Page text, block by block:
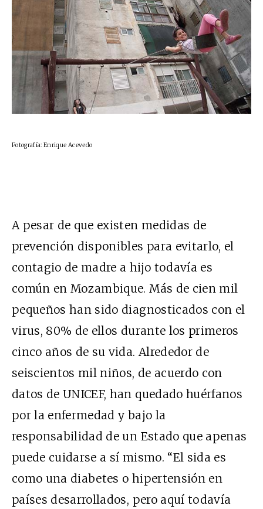
Fotografía: Enrique Acevedo
A pesar de que existen medidas de
prevención disponibles para evitarlo, el
contagio de madre a hijo todavía es
común en Mozambique. Más de cien mil
pequeños han sido diagnosticados con el
virus, 80% de ellos durante los primeros
cinco años de su vida. Alrededor de
seiscientos mil niños, de acuerdo con
datos de UNICEF, han quedado huérfanos
por la enfermedad y bajo la
responsabilidad de un Estado que apenas
puede cuidarse a sí mismo. “El sida es
como una diabetes o hipertensión en
países desarrollados, pero aquí todavía